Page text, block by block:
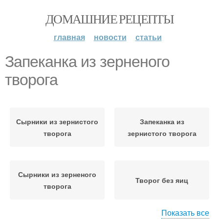
ДОМАШНИЕ РЕЦЕПТЫ
главная новости статьи
Запеканка из зерненого
творога
Сырники из зернистого
творога
Запеканка из
зернистого творога
Сырники из зерненого
творога
Творог без яиц
Показать все